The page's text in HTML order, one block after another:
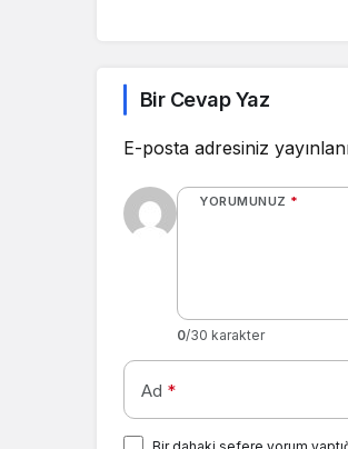
Bir Cevap Yaz
E-posta adresiniz
YORUMUNUZ *
0/30 karakter
Ad *